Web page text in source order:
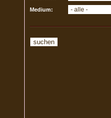
Medium: